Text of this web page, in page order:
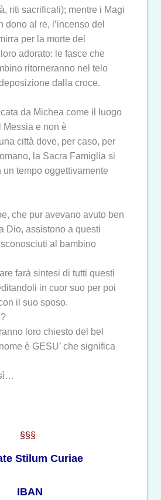
riti sacrificali); mentre i Magi
dono al re, l’incenso del
per la morte del
adorato: le fasce che
ritorneranno nel telo
dalla croce.
da Michea come il luogo
e non è
città dove, per caso, per
la Sacra Famiglia si
un tempo oggettivamente
che pur avevano avuto ben
Dio, assistono a questi
al bambino
farà sintesi di tutti questi
in cuor suo per poi
il suo sposo.
loro chiesto del bel
è GESU’ che significa
§§§
Stilum Curiae
IBAN